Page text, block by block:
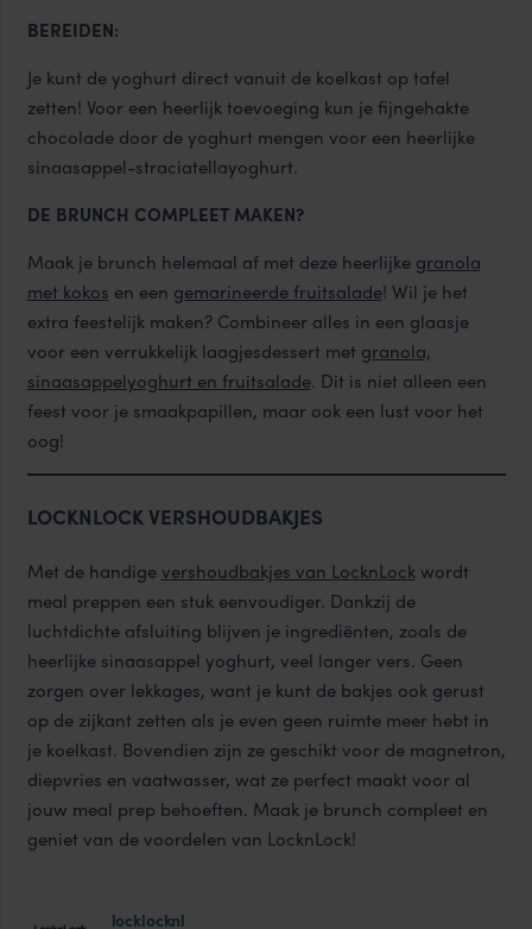
BEREIDEN:
Je kunt de yoghurt direct vanuit de koelkast op tafel
zetten! Voor een heerlijk toevoeging kun je fijngehakte
chocolade door de yoghurt mengen voor een heerlijke
sinaasappel-straciatellayoghurt.
DE BRUNCH COMPLEET MAKEN?
Maak je brunch helemaal af met deze heerlijke granola
met kokos en een gemarineerde fruitsalade! Wil je het
extra feestelijk maken? Combineer alles in een glaasje
voor een verrukkelijk laagjesdessert met granola,
sinaasappelyoghurt en fruitsalade. Dit is niet alleen een
feest voor je smaakpapillen, maar ook een lust voor het
oog!
LOCKNLOCK VERSHOUDBAKJES
Met de handigevershoudbakjes van LocknLockwordt
meal preppen een stuk eenvoudiger. Dankzij de
luchtdichte afsluiting blijven je ingrediënten, zoals de
heerlijke sinaasappel yoghurt, veel langer vers. Geen
zorgen over lekkages, want je kunt de bakjes ook gerust
op de zijkant zetten als je even geen ruimte meer hebt in
je koelkast. Bovendien zijn ze geschikt voor de magnetron,
diepvries en vaatwasser, wat ze perfect maakt voor al
jouw meal prep behoeften. Maak je brunch compleet en
geniet van de voordelen van LocknLock!
locklocknl